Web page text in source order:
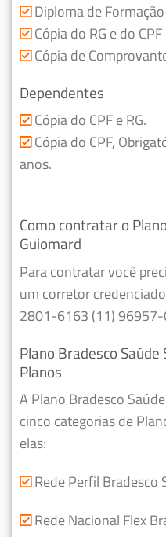
Diploma de
Cópia do RG e do
Cópia de
Dependentes
Cópia do CPF e RG.
Cópia do CPF,
anos.
Como contratar o
Guiomard
Para contratar você
um corretor credenciado
2801-6163 (11)
Plano Bradesco
Planos
A Plano Bradesco
cinco categorias de
elas:
Rede Perfil Bradesco
Rede Nacional Flex